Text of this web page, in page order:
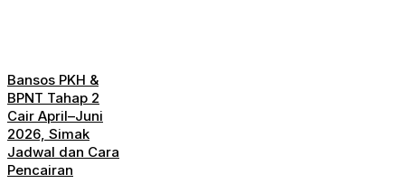
Bansos PKH &
BPNT Tahap 2
Cair April–Juni
2026, Simak
Jadwal dan Cara
Pencairan